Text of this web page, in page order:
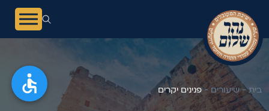
בית -שיעורים -פנינים יקרים